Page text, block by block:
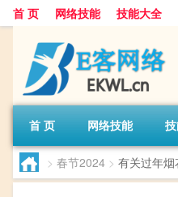
首 页 网络技能 技能大全
首 页 网络技能
> 春节2024 > 有关过年